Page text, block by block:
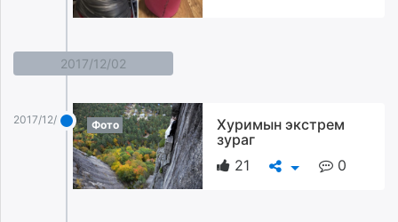
2017/12/02
2017/12/02 Фото
Хуримын экстрем
зураг
21
0